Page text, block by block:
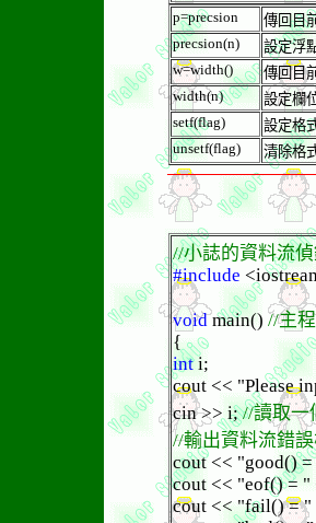
p=precsion
傳回目
precsion(n)
設定浮
w=width()
傳回目
width(n)
設定欄
setf(flag)
設定格
unsetf(flag)
清除格
//小誌的資料流
#include
voidmain() //主
{
inti;
cout << "Please
cin >> i;//讀取一
//輸出資料流錯
cout << "good()
cout << "eof() =
cout << "fail() =